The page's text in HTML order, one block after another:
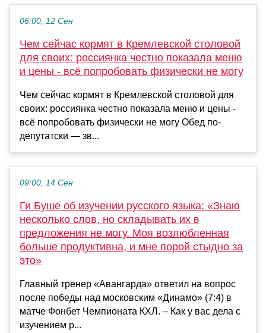
06:00, 12 Сен
Чем сейчас кормят в Кремлевской столовой
для своих: россиянка честно показала меню
и цены - всё попробовать физически не могу
Чем сейчас кормят в Кремлевской столовой для
своих: россиянка честно показала меню и цены -
всё попробовать физически не могу Обед по-
депутатски — зв...
09:00, 14 Сен
Ги Буше об изучении русского языка: «Знаю
несколько слов, но складывать их в
предложения не могу. Моя возлюбленная
больше продуктивна, и мне порой стыдно за
это»
Главный тренер «Авангарда» ответил на вопрос
после победы над московским «Динамо» (7:4) в
матче Фонбет Чемпионата КХЛ. – Как у вас дела с
изучением р...